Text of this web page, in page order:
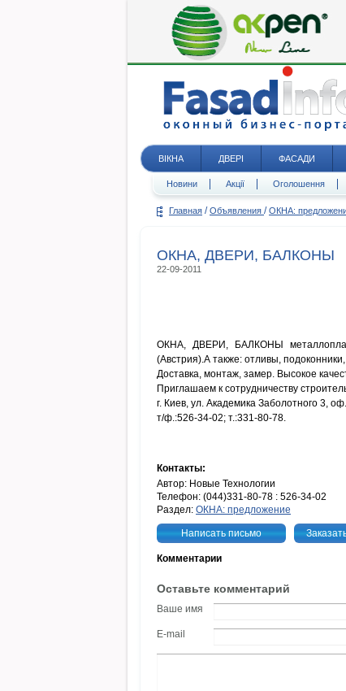
ВІКНА ДВЕРІ ФАСАДИ
Новини Акції Оголошення
Главная / Объявления / ОКНА:
ОКНА, ДВЕРИ, БАЛКОНЫ
22-09-2011
ОКНА, ДВЕРИ, БАЛКОНЫ
(Австрия).А также: отливы, подоконники,
Доставка, монтаж, замер. Высокое
Приглашаем к сотрудничеству
г. Киев, ул. Академика Заболотного 3,
т/ф.:526-34-02; т.:331-80-78.
Контакты:
Автор: Новые Технологии
Телефон: (044)331-80-78 : 526-34-02
Раздел: ОКНА: предложение
Написать письмо
Комментарии
Оставьте комментарий
Ваше имя
E-mail